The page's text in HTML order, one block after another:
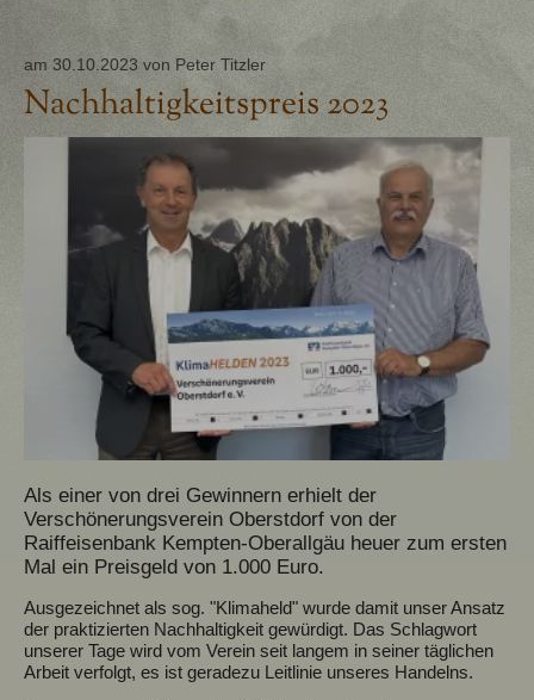
Chronik
Aktuell
Unser Oberstdorf
Flurnamen
am 30.10.2023 von Peter Titzler
Nachhaltigkeitspreis 2023
Als einer von drei Gewinnern erhielt der
Verschönerungsverein Oberstdorf von der
Raiffeisenbank Kempten-Oberallgäu heuer zum ersten
Mal ein Preisgeld von 1.000 Euro.
Ausgezeichnet als sog. "Klimaheld" wurde damit unser Ansatz
der praktizierten Nachhaltigkeit gewürdigt. Das Schlagwort
unserer Tage wird vom Verein seit langem in seiner täglichen
Arbeit verfolgt, es ist geradezu Leitlinie unseres Handelns.